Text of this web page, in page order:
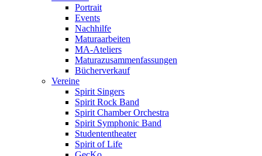
Portrait
Events
Nachhilfe
Maturaarbeiten
MA-Ateliers
Maturazusammenfassungen
Bücherverkauf
Vereine
Spirit Singers
Spirit Rock Band
Spirit Chamber Orchestra
Spirit Symphonic Band
Studententheater
Spirit of Life